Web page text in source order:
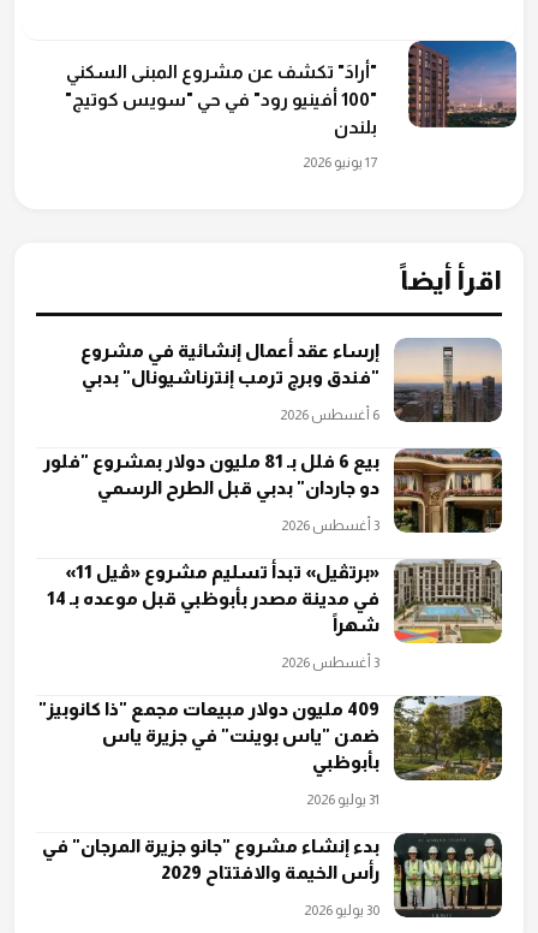
"أرادَ" تكشف عن مشروع المبنى السكني
"100 أفينيو رود" في حي "سويس كوتيج"
بلندن
17 يونيو 2026
اقرأ أيضاً
إرساء عقد أعمال إنشائية في مشروع
"فندق وبرج ترمب إنترناشيونال" بدبي
6 أغسطس 2026
بيع 6 فلل بـ 81 مليون دولار بمشروع "فلور
دو جاردان" بدبي قبل الطرح الرسمي
3 أغسطس 2026
«برتڤيل» تبدأ تسليم مشروع «ڤيل 11»
في مدينة مصدر بأبوظبي قبل موعده بـ 14
شهراً
3 أغسطس 2026
409 مليون دولار مبيعات مجمع "ذا كانوبيز"
ضمن "ياس بوينت" في جزيرة ياس
بأبوظبي
31 يوليو 2026
بدء إنشاء مشروع "جانو جزيرة المرجان" في
رأس الخيمة والافتتاح 2029
30 يوليو 2026